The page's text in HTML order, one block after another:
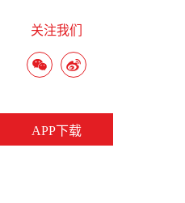
关注我们
APP下载